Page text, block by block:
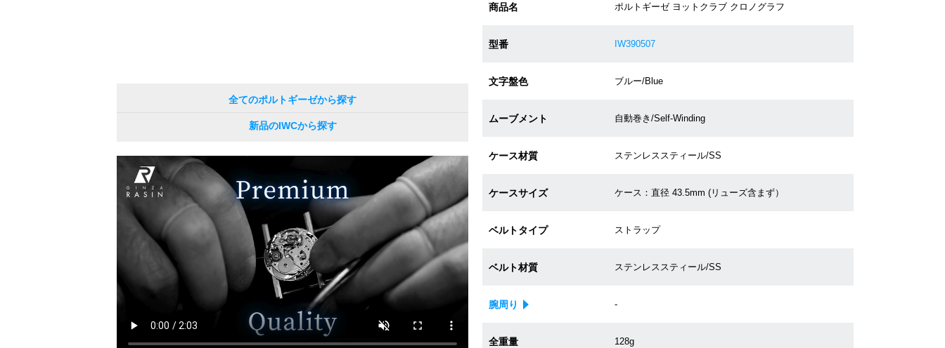
全てのポルトギーゼから探す
新品のIWCから探す
商品名 ポルトギーゼ ヨットクラブ クロノグラフ
型番 IW390507
文字盤色 ブルー/Blue
ムーブメント 自動巻き/Self-Winding
ケース材質 ステンレススティール/SS
ケースサイズ ケース：直径 43.5mm (リューズ含まず）
ベルトタイプ ストラップ
ベルト材質 ステンレススティール/SS
腕周り -
全重量 128g